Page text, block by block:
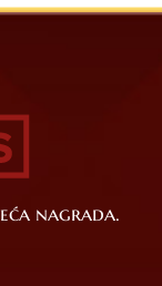
nagrada.